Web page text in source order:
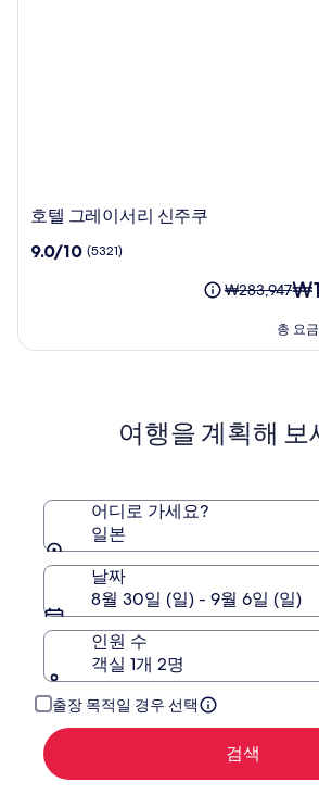
호
그
리
호텔 그레이서리 신주쿠
10
9.0
9.0/10 (5321)
요
₩283,947
준
요
대
세
정
보
인
요.
₩283,947현
요
총 요
여행을 계획해 보
어디로 가세요?
일본
날짜
8월 30일 (일) - 9월 6일 (일)
인원 수
객실 1개 2명
출장 목적일 경우 선택
검색